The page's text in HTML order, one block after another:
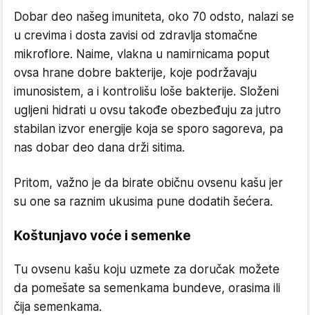
Dobar deo našeg imuniteta, oko 70 odsto, nalazi se
u crevima i dosta zavisi od zdravlja stomačne
mikroflore. Naime, vlakna u namirnicama poput
ovsa hrane dobre bakterije, koje podržavaju
imunosistem, a i kontrolišu loše bakterije. Složeni
ugljeni hidrati u ovsu takođe obezbeđuju za jutro
stabilan izvor energije koja se sporo sagoreva, pa
nas dobar deo dana drži sitima.
Pritom, važno je da birate običnu ovsenu kašu jer
su one sa raznim ukusima pune dodatih šećera.
Koštunjavo voće i semenke
Tu ovsenu kašu koju uzmete za doručak možete
da pomešate sa semenkama bundeve, orasima ili
čija semenkama.